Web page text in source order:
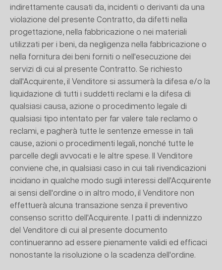
indirettamente causati da, incidenti o derivanti da una
violazione del presente Contratto, da difetti nella
progettazione, nella fabbricazione o nei materiali
utilizzati per i beni, da negligenza nella fabbricazione o
nella fornitura dei beni forniti o nell'esecuzione dei
servizi di cui al presente Contratto. Se richiesto
dall'Acquirente, il Venditore si assumerà la difesa e/o la
liquidazione di tutti i suddetti reclami e la difesa di
qualsiasi causa, azione o procedimento legale di
qualsiasi tipo intentato per far valere tale reclamo o
reclami, e pagherà tutte le sentenze emesse in tali
cause, azioni o procedimenti legali, nonché tutte le
parcelle degli avvocati e le altre spese. Il Venditore
conviene che, in qualsiasi caso in cui tali rivendicazioni
incidano in qualche modo sugli interessi dell'Acquirente
ai sensi dell'ordine o in altro modo, il Venditore non
effettuerà alcuna transazione senza il preventivo
consenso scritto dell'Acquirente. I patti di indennizzo
del Venditore di cui al presente documento
continueranno ad essere pienamente validi ed efficaci
nonostante la risoluzione o la scadenza dell'ordine.